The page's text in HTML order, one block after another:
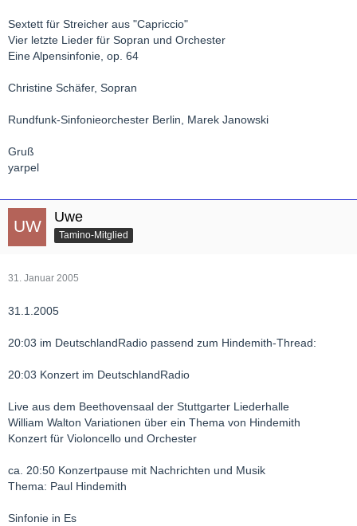
Sextett für Streicher aus "Capriccio"
Vier letzte Lieder für Sopran und Orchester
Eine Alpensinfonie, op. 64
Christine Schäfer, Sopran
Rundfunk-Sinfonieorchester Berlin, Marek Janowski
Gruß
yarpel
Uwe
Tamino-Mitglied
31. Januar 2005
31.1.2005
20:03 im DeutschlandRadio passend zum Hindemith-Thread:
20:03 Konzert im DeutschlandRadio
Live aus dem Beethovensaal der Stuttgarter Liederhalle
William Walton Variationen über ein Thema von Hindemith
Konzert für Violoncello und Orchester
ca. 20:50 Konzertpause mit Nachrichten und Musik
Thema: Paul Hindemith
Sinfonie in Es